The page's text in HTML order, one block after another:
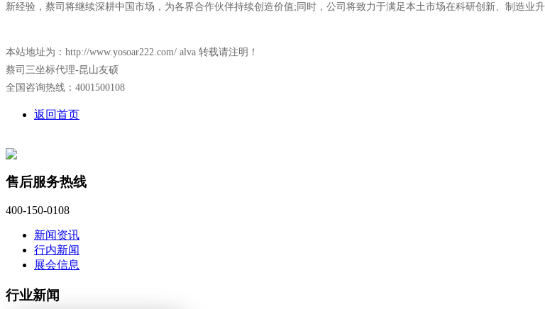
新经验，蔡司将继续深耕中国市场，为各界合作伙伴持续创造价值;同时，公司将致力于满足本土市场在科研创新、制造业
本站地址为：http://www.yosoar222.com/ alva 转载请注明！
蔡司三坐标代理-昆山友硕
全国咨询热线：4001500108
返回首页
售后服务热线
400-150-0108
新闻资讯
行内新闻
展会信息
行业新闻